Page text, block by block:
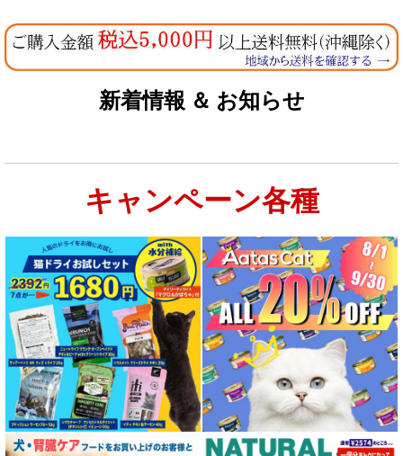
新着情報 ＆ お知らせ
キャンペーン各種